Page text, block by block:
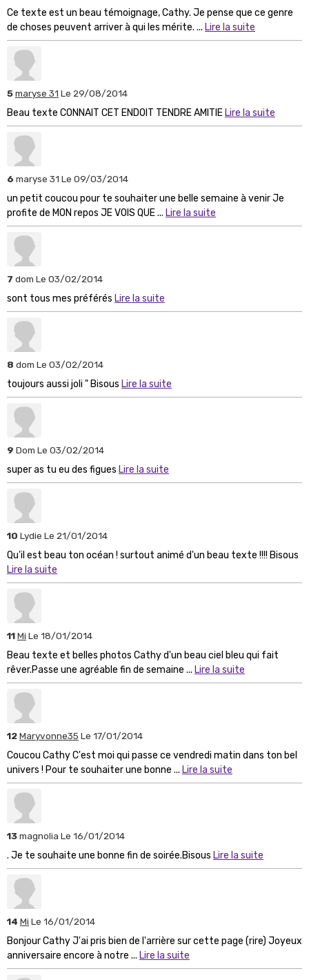
Ce texte est un beau témoignage, Cathy. Je pense que ce genre
de choses peuvent arriver à qui les mérite. ... Lire la suite
5maryse 31 Le 29/08/2014
Beau texte CONNAIT CET ENDOIT TENDRE AMITIE Lire la suite
6 maryse 31 Le 09/03/2014
un petit coucou pour te souhaiter une belle semaine à venir Je
profite de MON repos JE VOIS QUE ... Lire la suite
7 dom Le 03/02/2014
sont tous mes préférés Lire la suite
8 dom Le 03/02/2014
toujours aussi joli " Bisous Lire la suite
9 Dom Le 03/02/2014
super as tu eu des figues Lire la suite
10 Lydie Le 21/01/2014
Qu'il est beau ton océan ! surtout animé d'un beau texte !!!! Bisous
Lire la suite
11Mi Le 18/01/2014
Beau texte et belles photos Cathy d'un beau ciel bleu qui fait
rêver.Passe une agréable fin de semaine ... Lire la suite
12Maryvonne35 Le 17/01/2014
Coucou Cathy C'est moi qui passe ce vendredi matin dans ton bel
univers ! Pour te souhaiter une bonne ... Lire la suite
13magnolia Le 16/01/2014
. Je te souhaite une bonne fin de soirée.Bisous Lire la suite
14 Mi Le 16/01/2014
Bonjour Cathy J'ai pris bien de l'arrière sur cette page (rire) Joyeux
anniversaire encore à notre ... Lire la suite